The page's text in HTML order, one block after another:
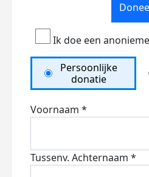
Ik doe een
Persoonlijke
donatie
Voornaam *
Tussenv. Achternaam *